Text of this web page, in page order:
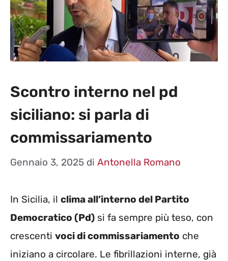
Scontro interno nel pd
siciliano: si parla di
commissariamento
Gennaio 3, 2025 di Antonella Romano
In Sicilia, il clima all’interno del Partito
Democratico (Pd) si fa sempre più teso, con
crescenti voci di commissariamento che
iniziano a circolare. Le fibrillazioni interne, già